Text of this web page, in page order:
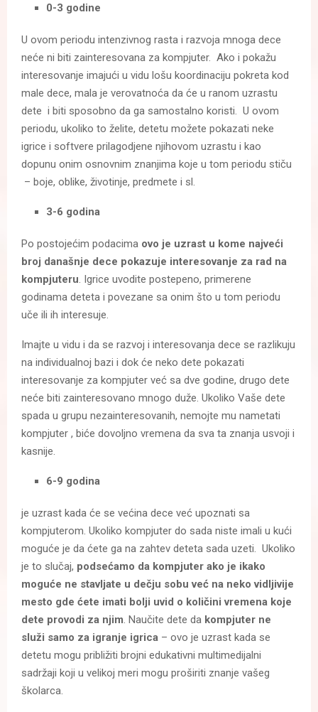
0-3 godine
U ovom periodu intenzivnog rasta i razvoja mnoga dece
neće ni biti zainteresovana za kompjuter. Ako i pokažu
interesovanje imajući u vidu lošu koordinaciju pokreta kod
male dece, mala je verovatnoća da će u ranom uzrastu
dete i biti sposobno da ga samostalno koristi. U ovom
periodu, ukoliko to želite, detetu možete pokazati neke
igrice i softvere prilagodjene njihovom uzrastu i kao
dopunu onim osnovnim znanjima koje u tom periodu stiču
– boje, oblike, životinje, predmete i sl.
3-6 godina
Po postojećim podacima ovo je uzrast u kome najveći
broj današnje dece pokazuje interesovanje za rad na
kompjuteru . Igrice uvodite postepeno, primerene
godinama deteta i povezane sa onim što u tom periodu
uče ili ih interesuje.
Imajte u vidu i da se razvoj i interesovanja dece se razlikuju
na individualnoj bazi i dok će neko dete pokazati
interesovanje za kompjuter već sa dve godine, drugo dete
neće biti zainteresovano mnogo duže. Ukoliko Vaše dete
spada u grupu nezainteresovanih, nemojte mu nametati
kompjuter , biće dovoljno vremena da sva ta znanja usvoji i
kasnije.
6-9 godina
je uzrast kada će se većina dece već upoznati sa
kompjuterom. Ukoliko kompjuter do sada niste imali u kući
moguće je da ćete ga na zahtev deteta sada uzeti. Ukoliko
je to slučaj, podsećamo da kompjuter ako je ikako
moguće ne stavljate u dečju sobu već na neko vidljivije
mesto gde ćete imati bolji uvid o količini vremena koje
dete provodi za njim . Naučite dete da kompjuter ne
služi samo za igranje igrica – ovo je uzrast kada se
detetu mogu približiti brojni edukativni multimedijalni
sadržaji koji u velikoj meri mogu proširiti znanje vašeg
školarca.